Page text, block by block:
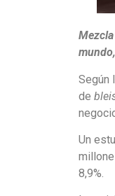
Según
de
Un
8,9%.